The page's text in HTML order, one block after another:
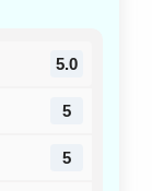
знала
5.0
5
5